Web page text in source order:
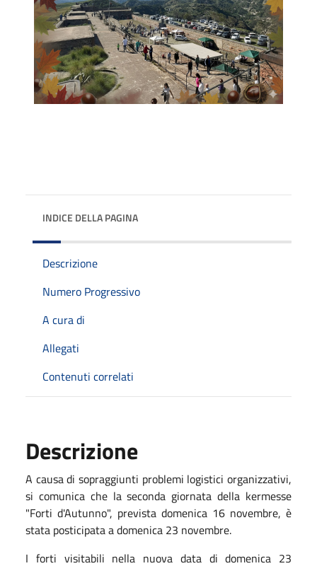
INDICE DELLA PAGINA
Descrizione
Numero Progressivo
A cura di
Allegati
Contenuti correlati
Descrizione
A causa di sopraggiunti problemi logistici organizzativi,
si comunica che la seconda giornata della kermesse
"Forti d'Autunno", prevista domenica 16 novembre, è
stata posticipata a domenica 23 novembre.
I forti visitabili nella nuova data di domenica 23